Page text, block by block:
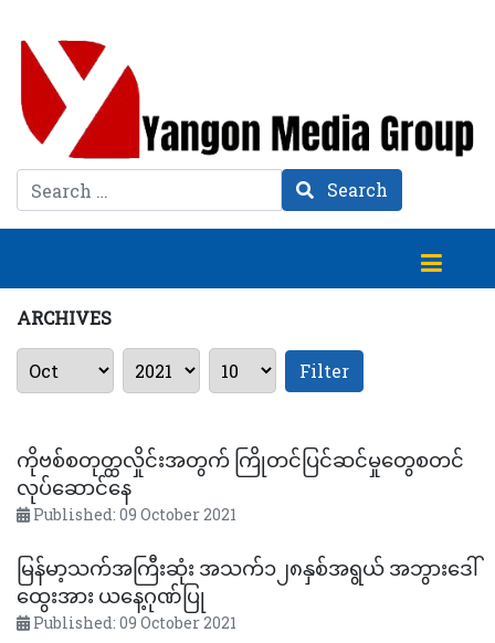
Search Search
ARCHIVES
Filter
ကိုဗစ်စတုတ္ထလှိုင်းအတွက် ကြိုတင်ပြင်ဆင်မှုတွေစတင်
လုပ်ဆောင်နေ
Published: 09 October 2021
မြန်မာ့သက်အကြီးဆုံး အသက်၁၂၈နှစ်အရွယ် အဘွားဒေါ်
ထွေးအား ယနေ့ဂုဏ်ပြု
Published: 09 October 2021